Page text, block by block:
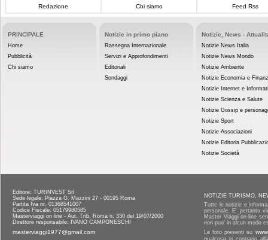
Redazione Chi siamo Feed Rss
PRINCIPALE
Home
Pubblicità
Chi siamo
Notizie in primo piano
Rassegna Internazionale
Servizi e Approfondimenti
Editoriali
Sondaggi
Notizie, News -
Notizie News Italia
Notizie News Mondo
Notizie Ambiente
Notizie Economia e
Notizie Internet e
Notizie Scienza e Salute
Notizie Gossip e
Notizie Sport
Notizie Associazioni
Notizie Editoria
Notizie Società
Editore: TURINVEST Srl
Sede legale: Piazza G. Mazzini 27 - 00195 Roma
Partita Iva nr. 01368541007
Codice Fiscale: 05179980585
Masterviaggi on line - Aut. Trib. Roma n. 330 del 19/07/2000
Direttore responsabile: IVANO CAMPONESCHI
masterviaggi1977@gmail.com
NOTIZIE TURISMO,
Tutte le notizie e
personale. E' pertanto
Master Viaggi on-line
non puo' in alcun modo
Le foto presenti su
qualcosa in contrario